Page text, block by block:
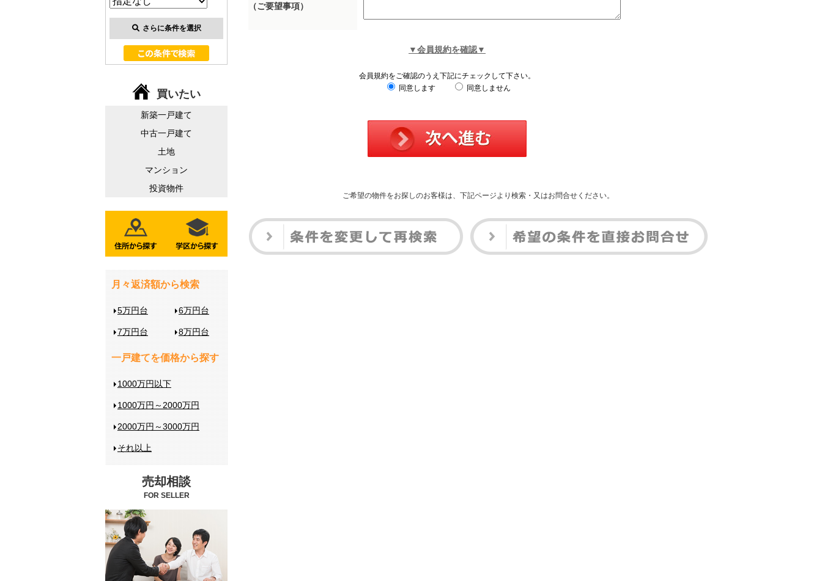
（ご要望事項）
▼会員規約を確認▼
会員規約をご確認のうえ下記にチェックして下さい。
同意します
同意しません
ご希望の物件をお探しのお客様は、下記ページより検索・又はお問合せください。
さらに条件を選択
買いたい
新築一戸建て
中古一戸建て
土地
マンション
投資物件
月々返済額から検索
5万円台 6万円台
7万円台 8万円台
一戸建てを価格から探す
1000万円以下
1000万円～2000万円
2000万円～3000万円
それ以上
売却相談
FOR SELLER